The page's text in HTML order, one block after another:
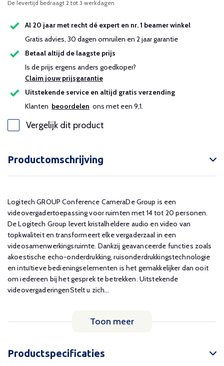
De levertijd bedraagt 2 tot 3 werkdagen
Al 20 jaar met recht dé expert en nr. 1 beamer winkel
Gratis advies, 30 dagen omruilen en 2 jaar garantie
Betaal altijd de laagste prijs
Is de prijs ergens anders goedkoper?
Claim jouw prijsgarantie
Uitstekende service en altijd gratis verzending
Klanten beoordelen ons met een 9,1.
Vergelijk dit product
Productomschrijving
Logitech GROUP Conference CameraDe Group is een
videovergadertoepassing voor ruimten met 14 tot 20 personen.
De Logitech Group levert kristalheldere audio en video van
topkwaliteit en transformeert elke vergaderzaal in een
videosamenwerkingsruimte. Dankzij geavanceerde functies zoals
akoestische echo-onderdrukking, ruisonderdrukkingstechnologie
en intuïtieve bedieningselementen is het gemakkelijker dan ooit
om iedereen bij het gesprek te betrekken. Uitstekende
videovergaderingenStelt u zich...
Toon meer
Productspecificaties